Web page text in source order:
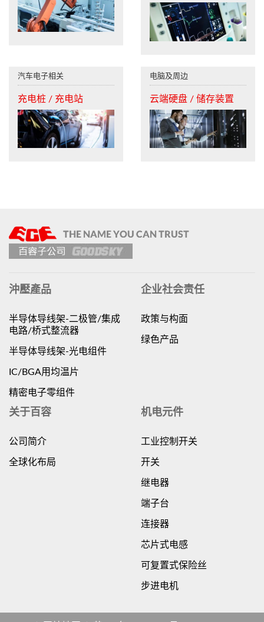
汽车电子相关
充电桩 / 充电站
电脑及周边
云端硬盘 / 储存装置
沖壓產品
半导体导线架-二极管/集成
电路/桥式整流器
半导体导线架-光电组件
IC/BGA用均温片
精密电子零组件
企业社会责任
政策与构面
绿色产品
关于百容
公司简介
全球化布局
机电元件
工业控制开关
开关
继电器
端子台
连接器
芯片式电感
可复置式保险丝
步进电机